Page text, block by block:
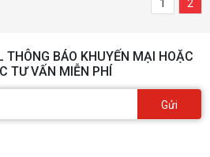
1 2
BÁO KHUYẾN MẠI HOẶC
TƯ VẤN MIỄN PHÍ
Gửi